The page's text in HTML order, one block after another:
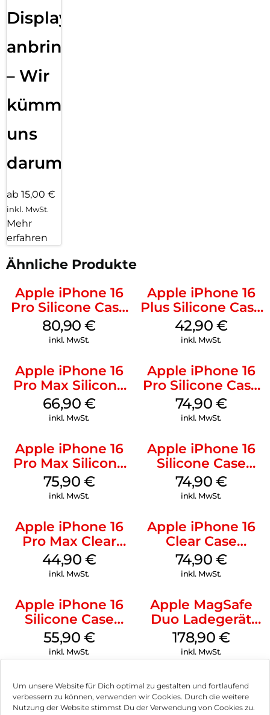
Um unsere Website für Dich optimal zu gestalten und fortlaufend
verbessern zu können, verwenden wir Cookies. Durch die weitere
Nutzung der Website stimmst Du der Verwendung von Cookies zu.
Displayfolie
anbringen
– Wir
kümmern
uns
darum!
ab 15,00 €
inkl. MwSt.
Mehr
erfahren
Ähnliche Produkte
Apple iPhone 16
Pro Silicone Case
MagSafe Stone
Gray
80,90€
inkl. MwSt.
Apple iPhone 16
Plus Silicone Case
MagSafe Plum
42,90 €
inkl. MwSt.
Apple iPhone 16
Pro Max Silicone
Case MagSafe
Black
66,90 €
inkl. MwSt.
Apple iPhone 16
Pro Silicone Case
MagSafe Black
74,90 €
inkl. MwSt.
Apple iPhone 16
Pro Max Silicone
Case MagSafe
Stone Gray
75,90 €
inkl. MwSt.
Apple iPhone 16
Silicone Case
MagSafe Black
74,90 €
inkl. MwSt.
Apple iPhone 16
Pro Max Clear
Case MagSafe
Transparent
44,90 €
inkl. MwSt.
Apple iPhone 16
Clear Case
MagSafe
Transparent
74,90 €
inkl. MwSt.
Apple iPhone 16
Silicone Case
MagSafe Plum
55,90 €
inkl. MwSt.
Apple MagSafe
Duo Ladegerät
Weiß
178,90 €
inkl. MwSt.